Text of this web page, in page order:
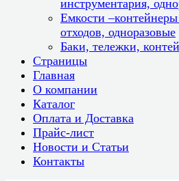
инструментария,
Емкости
отходов, одноразовые
Баки, тележки,
Страницы
Главная
О компании
Каталог
Оплата и Доставка
Прайс-лист
Новости и Статьи
Контакты